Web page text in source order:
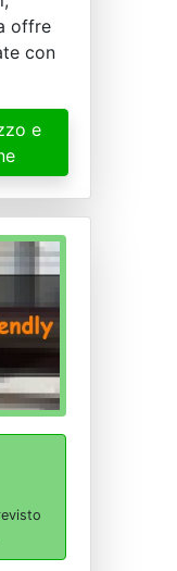
offre
con
e